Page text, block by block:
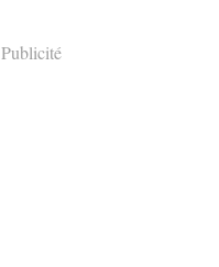
Publicité